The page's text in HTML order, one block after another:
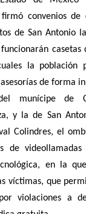
convenios de
de San Antonio
casetas
la población
de forma
munícipe de
y la de San
Colindres, el
de
en la
víctimas, que
violaciones a